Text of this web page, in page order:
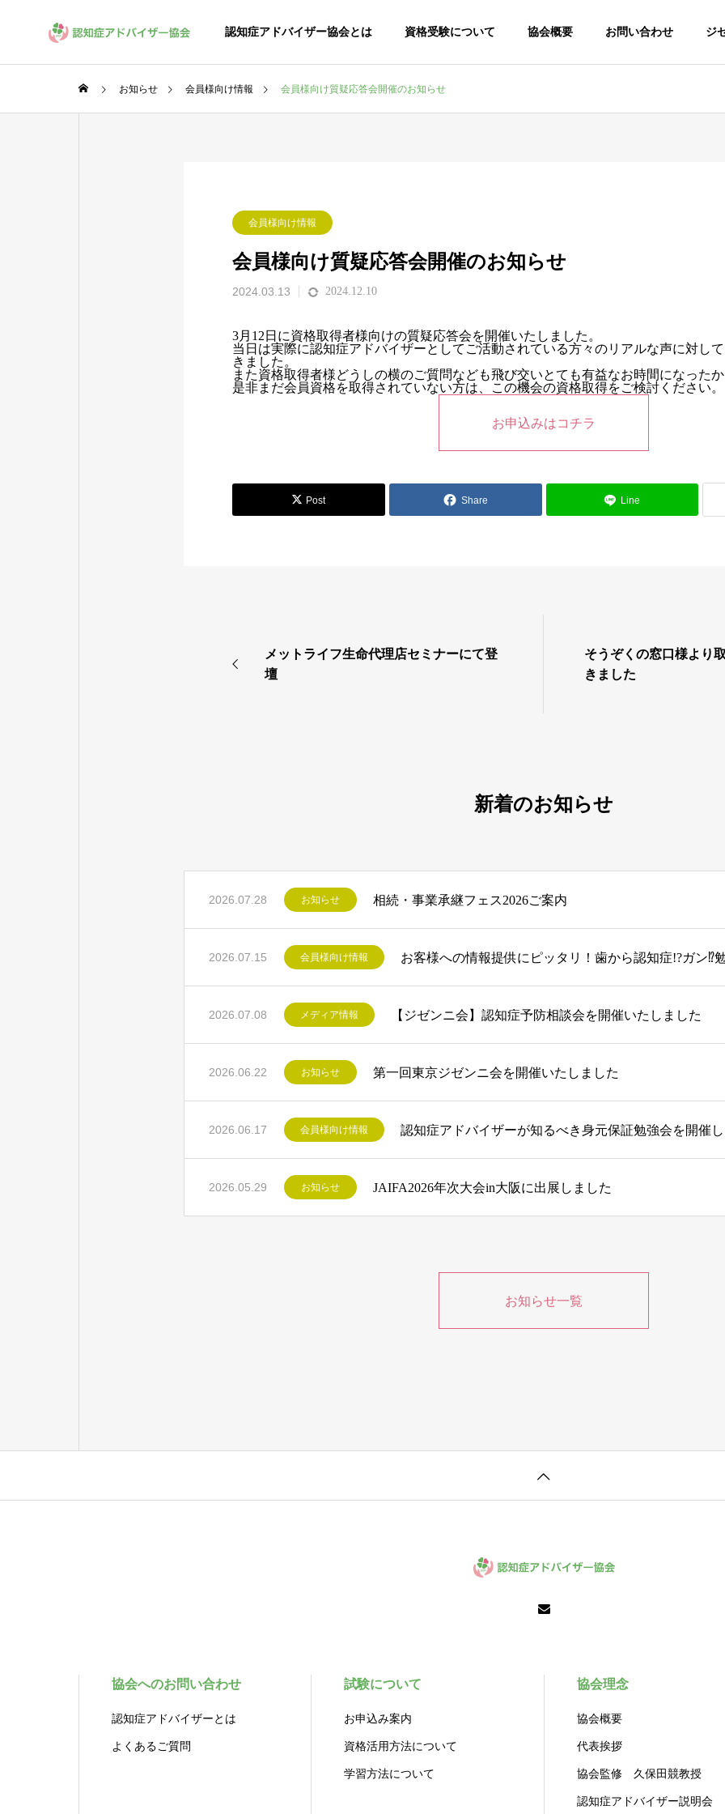
認知症アドバイザー協会とは 資格受験について 協会概要 お問い合わせ ジ
受験申込みについて 試験について 学習方法に
GREETING
代表挨拶
SEMINAR RESULTS
お知らせ 会員様向け情報 会員様向け質疑応答会開催のお知らせ
会員様向け情報
会員様向け質疑応答会開催のお知らせ
2024.03.13 2024.12.10
3月12日に資格取得者様向けの質疑応答会を開催いたしました。
当日は実際に認知症アドバイザーとしてご活動されている方々のリアルな声に対し
きました。
また資格取得者様どうしの横のご質問なども飛び交いとても有益なお時間になった
是非まだ会員資格を取得されていない方は、この機会の資格取得をご検討ください。
お申込みはコチラ
Post Share Line
メットライフ生命代理店セミナーにて登
壇
そうぞくの窓口様より
きました
新着のお知らせ
2026.07.28 お知らせ 相続・事業承継フェス2026ご案内
2026.07.15 会員様向け情報 お客様への情報提供にピッタリ！歯から認知症!?ガン⁉
2026.07.08 メディア情報 【ジゼンニ会】認知症予防相談会を開催いたしました
2026.06.22 お知らせ 第一回東京ジゼンニ会を開催いたしました
2026.06.17 会員様向け情報 認知症アドバイザーが知るべき身元保証勉強会を開催
2026.05.29 お知らせ JAIFA2026年次大会in大阪に出展しました
お知らせ一覧
協会へのお問い合わせ
認知症アドバイザーとは
よくあるご質問
試験について
お申込み案内
資格活用方法について
学習方法について
協会理念
協会概要
代表挨拶
協会監修 久保田競教授
認知症アドバイザー説明会